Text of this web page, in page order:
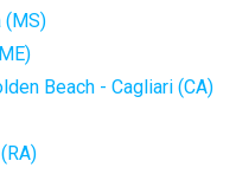
(MS)
Beach - Cagliari (CA)